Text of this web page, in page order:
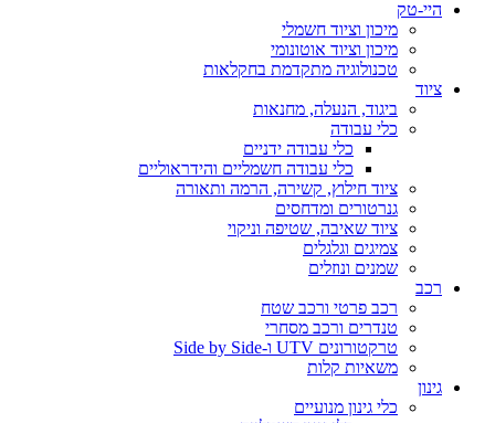
היי-טק
מיכון וציוד חשמלי
מיכון וציוד אוטונומי
טכנולוגיה מתקדמת בחקלאות
ציוד
ביגוד, הנעלה, מחנאות
כלי עבודה
כלי עבודה ידניים
כלי עבודה חשמליים והידראוליים
ציוד חילוץ, קשירה, הרמה ותאורה
גנרטורים ומדחסים
ציוד שאיבה, שטיפה וניקוי
צמיגים וגלגלים
שמנים ונוזלים
רכב
רכב פרטי ורכב שטח
טנדרים ורכב מסחרי
טרקטורונים UTV ו-Side by Side
משאיות קלות
גינון
כלי גינון מנועיים